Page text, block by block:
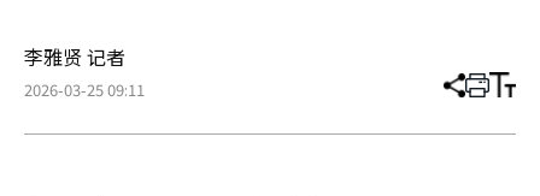
李雅贤 记者
2026-03-25 09:11 分
章
打 调
小